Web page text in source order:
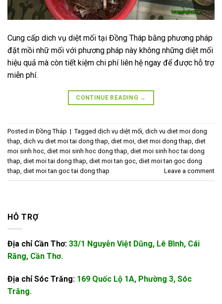
Cung cấp dich vụ diệt mối tại Đồng Tháp bằng phương pháp
đặt mồi nhữ mối với phương pháp này không những diệt mối
hiệu quả mà còn tiết kiệm chi phí liên hệ ngay để được hỗ trợ
miễn phí.
CONTINUE READING →
Posted in Đồng Tháp | Tagged dịch vụ diệt mối, dich vu diet moi dong
thap, dich vu diet moi tai dong thap, diet moi, diet moi dong thap, diet
moi sinh hoc, diet moi sinh hoc dong thap, diet moi sinh hoc tai dong
thap, diet moi tai dong thap, diet moi tan goc, diet moi tan goc dong
thap, diet moi tan goc tai dong thap Leave a comment
HỖ TRỢ
Địa chỉ Cần Thơ: 33/1 Nguyễn Việt Dũng, Lê Bình, Cái
Răng, Cần Thơ.
Địa chỉ Sóc Trăng: 169 Quốc Lộ 1A, Phường 3, Sóc
Trăng.